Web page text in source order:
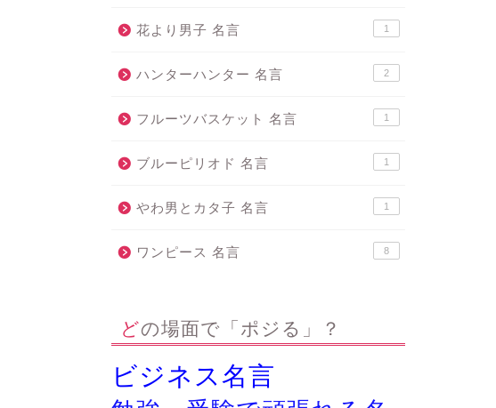
花より男子 名言 1
ハンターハンター 名言 2
フルーツバスケット 名言 1
ブルーピリオド 名言 1
やわ男とカタ子 名言 1
ワンピース 名言 8
どの場面で「ポジる」？
ビジネス名言